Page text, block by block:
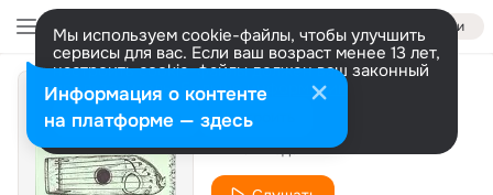
Войти
Мы используем cookie-файлы, чтобы улучшить
сервисы для вас. Если ваш возраст менее 13 лет,
настроить cookie-файлы должен ваш законный
представитель. Больше информации
Разрешить все Настроить
Ты знаешь Боже
Живая Вода
Информация о контенте
на платформе — здесь